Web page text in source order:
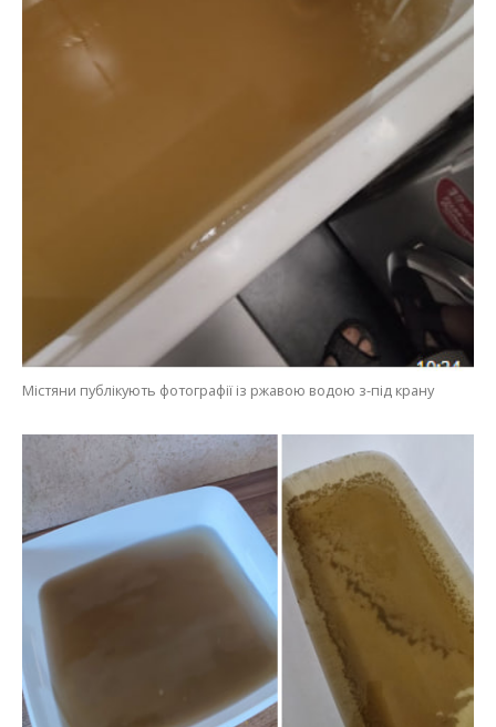
Містяни публікують фотографії із ржавою водою з-під крану
Питна вода з-під крану